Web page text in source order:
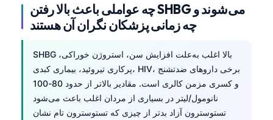
چه عواملی باعث بالا رفتن SHBG می‌شوند و
چه زمانی پزشکان نگران آن هستند
SHBG بالا اغلب به‌علت افزایش سن، استروژن خوراکی،
پرکاری تیروئید، بیماری کبدی، HIV، برخی داروهای ضدتشنج
و کسری مزمن کالری است. مقادیر بالاتر از حدود 80-100
نانومول/لیتر در بسیاری از مردان اغلب باعث می‌شود
تستوسترون آزاد بدتر از چیزی که تستوسترون تام نشان